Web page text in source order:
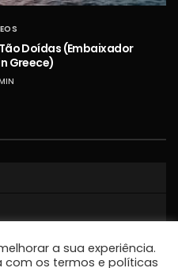
Doídas (Embaixador
Greece)
a sua experiência.
com os termos e políticas